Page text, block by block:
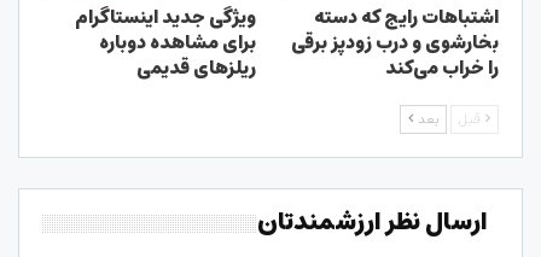
اشتباهات رایج که دسته
بخارشوی و درب زودپز برقی
را خراب می‌کند
ویژگی جدید اینستاگرام
برای مشاهده دوباره
ریلزهای قدیمی
قبل بعد
ارسال نظر ارزشمندتان